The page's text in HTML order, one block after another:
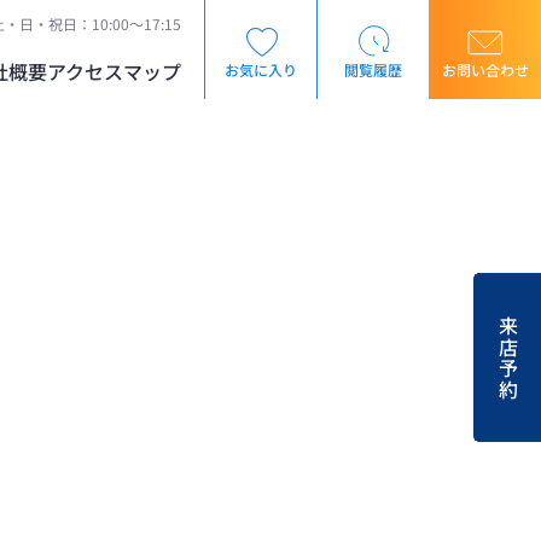
日・祝日：10:00～17:15
概要アクセスマップ お気に入り 閲覧履歴 お問い合わせ
来店予約